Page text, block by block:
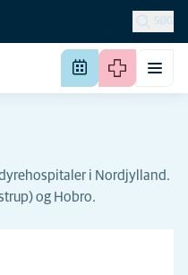
SØG
i Nordjylland.
og Hobro.